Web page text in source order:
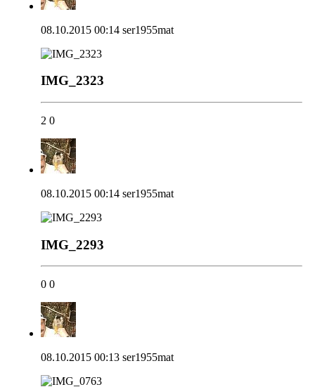
08.10.2015 00:14 ser1955mat
IMG_2323
2 0
08.10.2015 00:14 ser1955mat
IMG_2293
0 0
08.10.2015 00:13 ser1955mat